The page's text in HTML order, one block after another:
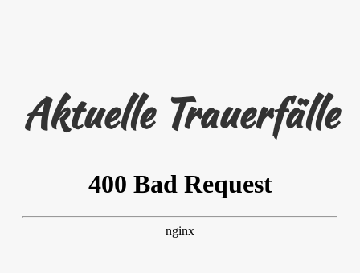
Aktuelle Trauerfälle